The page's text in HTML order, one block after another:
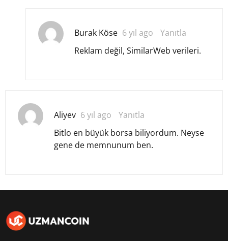
Burak Köse 6 yıl ago
Yanıtla
Reklam değil, SimilarWeb verileri.
Aliyev 6 yıl ago
Yanıtla
Bitlo en büyük borsa biliyordum. Neyse
gene de memnunum ben.